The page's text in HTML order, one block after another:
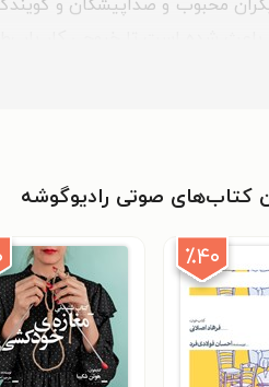
محبوب و صداپیشگان و
: چه کسی می‌تواند بگوید
رولف دوبلی را نیز انجام داده است.
: بازیگر و صداپیشه‌ی معروف
و به هنگام شنیدن کتاب‌های
می‌زنم» اثر دیوید سداریس،
کتاب‌های صوتی رادیوگوشه
٪۴۰